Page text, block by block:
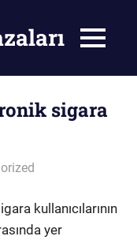
MENU
sigara
kullanıcılarının
yer